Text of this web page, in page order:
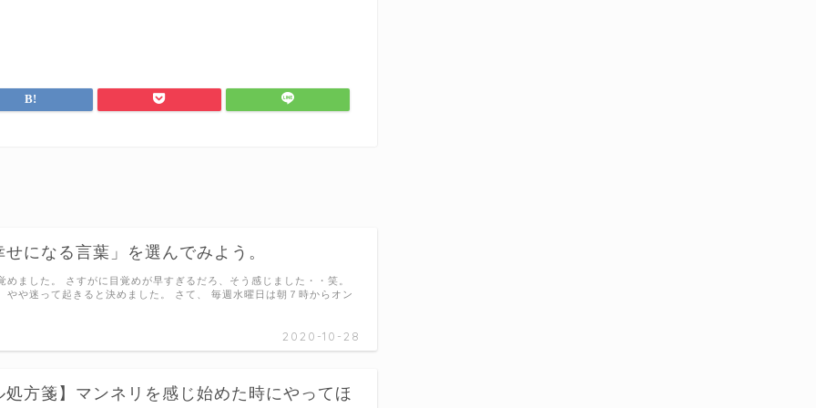
になる言葉」を選んでみよう。
2020-10-28
めました。 さすがに目覚めが早すぎるだろ、そう感じました・・笑。
やや迷って起きると決めました。 さて、 毎週水曜日は朝７時からオン
処方箋】マンネリを感じ始めた時にやってほ